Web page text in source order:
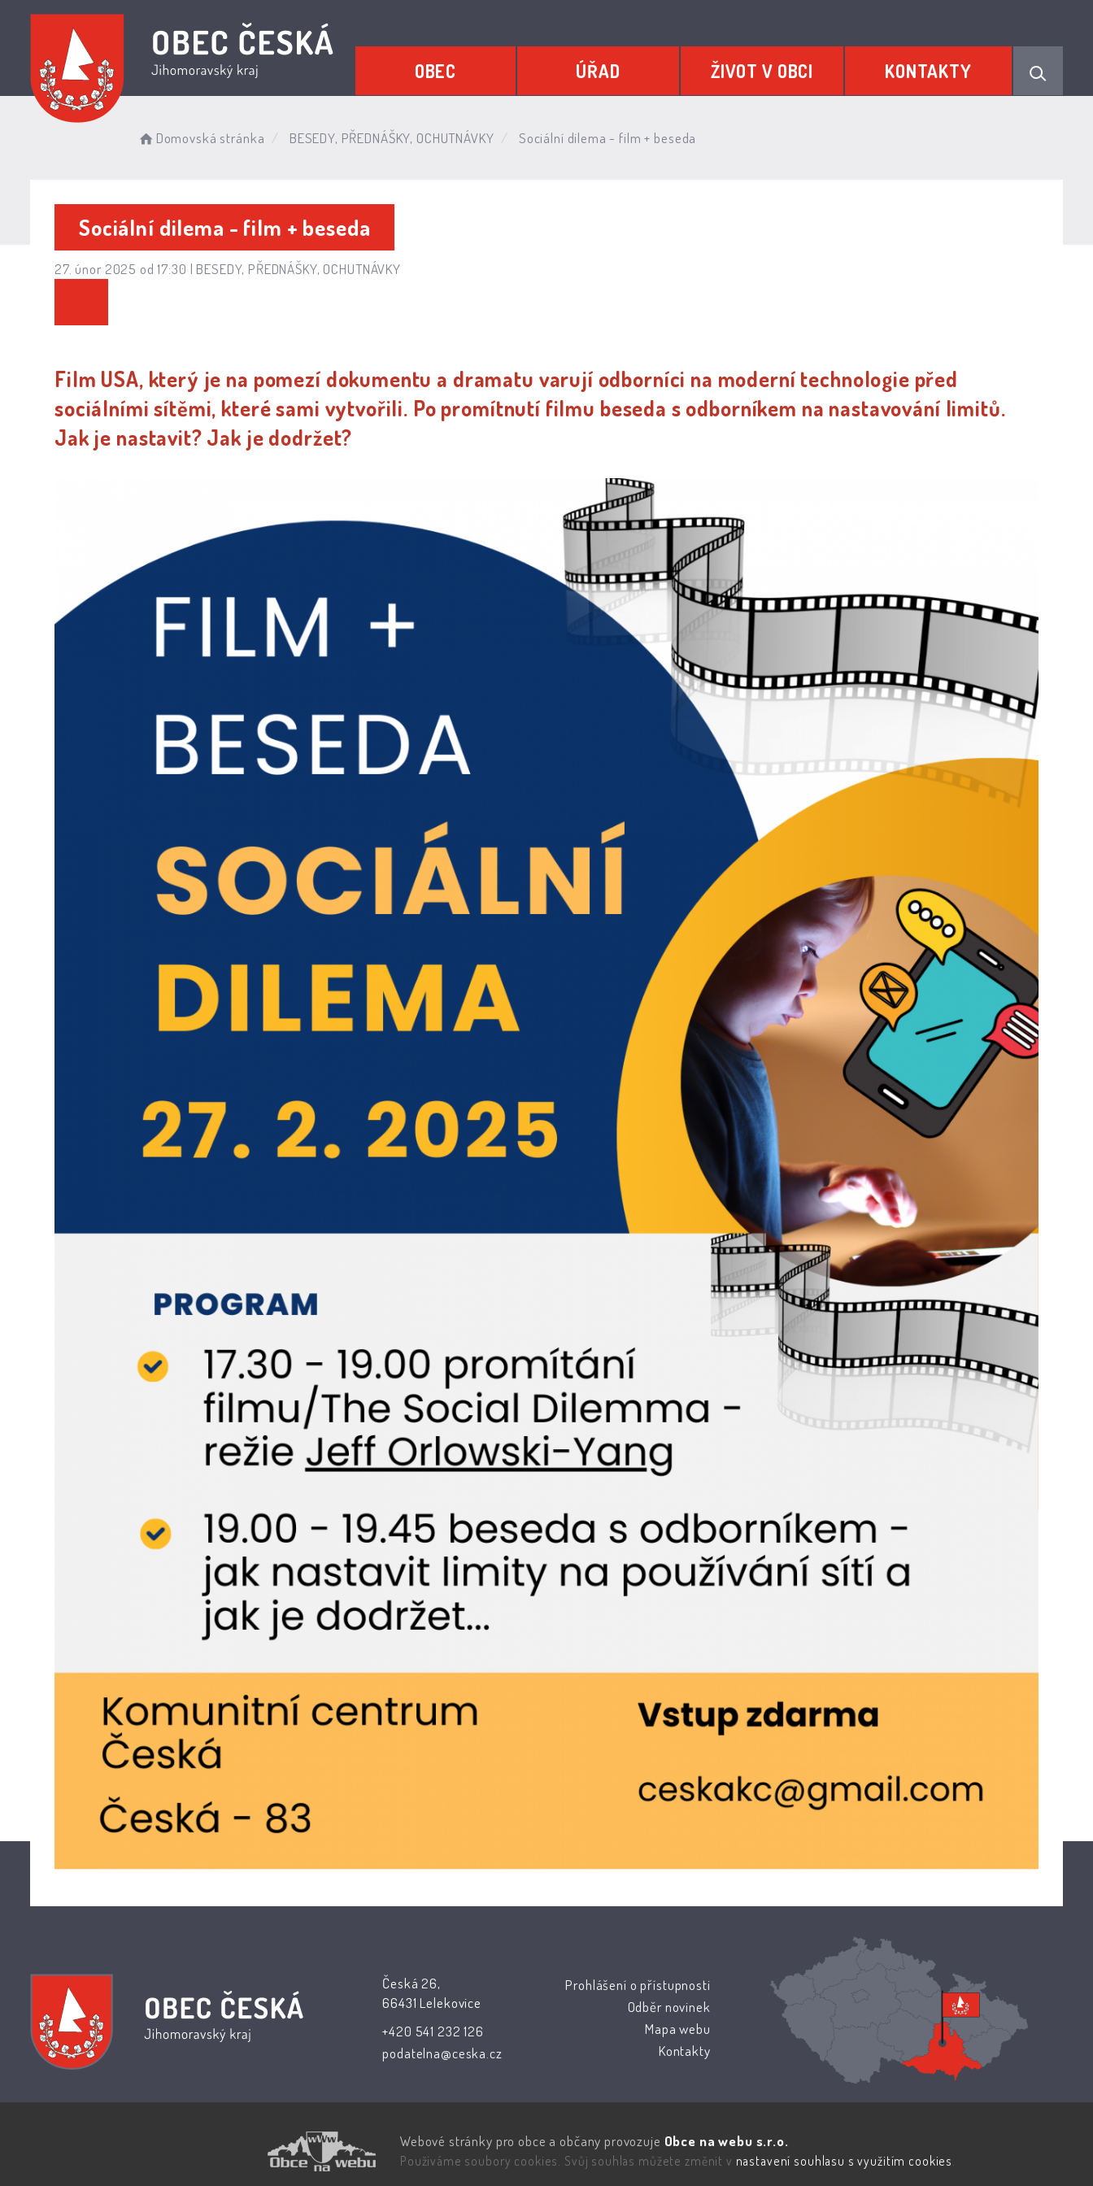
OBEC ÚŘAD ŽIVOT V OBCI KONTAKTY
Domovská stránka BESEDY, PŘEDNÁŠKY, OCHUTNÁVKY Sociální dilema - film + beseda
Sociální dilema - film + beseda
27. únor 2025 od 17:30 | BESEDY, PŘEDNÁŠKY, OCHUTNÁVKY
Film USA, který je na pomezí dokumentu a dramatu varují odborníci na moderní technologie před
sociálními sítěmi, které sami vytvořili. Po promítnutí filmu beseda s odborníkem na nastavování limitů.
Jak je nastavit? Jak je dodržet?
Česká 26,
66431 Lelekovice
+420 541 232 126
podatelna@ceska.cz
Prohlášení o přístupnosti
Odběr novinek
Mapa webu
Kontakty
Webové stránky pro obce a občany provozuje Obce na webu s.r.o.
Používáme soubory cookies. Svůj souhlas můžete změnit v nastavení souhlasu s využitím cookies.